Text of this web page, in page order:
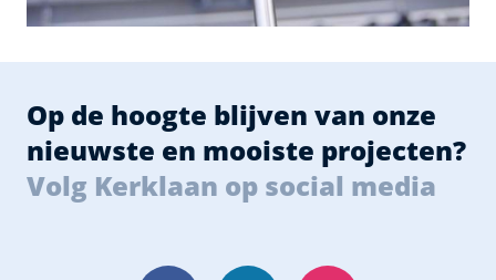
Op de hoogte blijven van onze
nieuwste en mooiste projecten?
Volg Kerklaan op social media